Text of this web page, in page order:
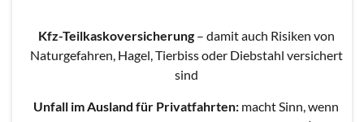
Kfz-Teilkaskoversicherung– damit auch Risiken von
Naturgefahren, Hagel, Tierbiss oder Diebstahl versichert
sind
Unfall im Ausland für Privatfahrten: macht Sinn, wenn